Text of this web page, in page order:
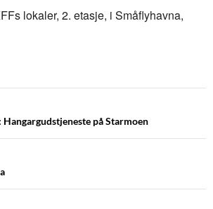
lokaler, 2. etasje, i Småflyhavna,
på Starmoen